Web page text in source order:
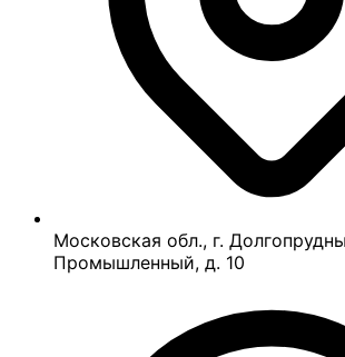
Московская обл., г.
Промышленный, д. 10